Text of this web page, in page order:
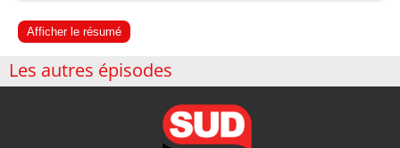
Afficher le résumé
Les autres épisodes